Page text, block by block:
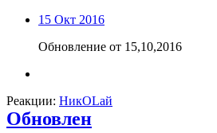
15 Окт 2016
Обновление от 15,10,2016
Реакции: НикОLай
Обновлен